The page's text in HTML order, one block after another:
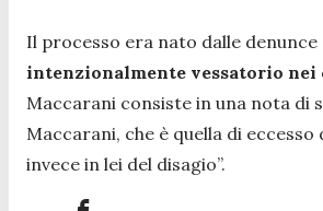
Il processo era nato dalle
intenzionalmente vessatorio
Maccarani consiste in una nota
Maccarani, che è quella di
invece in lei del disagio”.